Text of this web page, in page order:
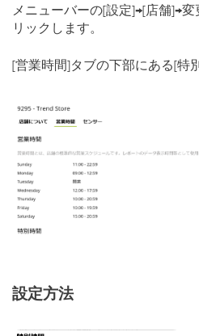
メニューバーの[設定]→[店舗]→
リックします。
[営業時間]タブの下部にある[特
設定方法